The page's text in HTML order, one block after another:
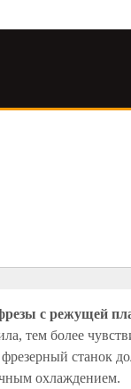
с режущей
тем более
станок
охлаждением.